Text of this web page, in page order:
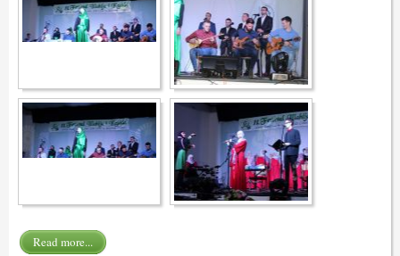
Read more...